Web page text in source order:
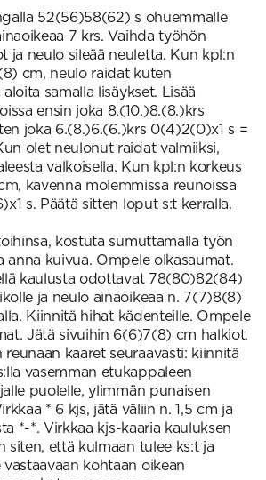
52(56)58(62) s ohuemmalle
7 krs. Vaihda työhön
ja neulo sileää neuletta. Kun kpl:n
cm, neulo raidat kuten
samalla lisäykset. Lisää
ensin joka 8.(10.)8.(8.)krs
joka 6.(8.)6.(6.)krs 0(4)2(0)x1 s =
olet neulonut raidat valmiiksi,
valkoisella. Kun kpl:n korkeus
kavenna molemmissa reunoissa
s. Päätä sitten loput s:t kerralla.
kostuta sumuttamalla työn
anna kuivua. Ompele olkasaumat.
kaulusta odottavat 78(80)82(84)
ja neulo ainaoikeaa n. 7(7)8(8)
Kiinnitä hihat kädenteille. Ompele
Jätä sivuihin 6(6)7(8) cm halkiot.
kaaret seuraavasti: kiinnitä
vasemman etukappaleen
puolelle, ylimmän punaisen
* 6 kjs, jätä väliin n. 1,5 cm ja
*-*. Virkkaa kjs-kaaria kauluksen
siten, että kulmaan tulee ks:t ja
kohtaan oikean